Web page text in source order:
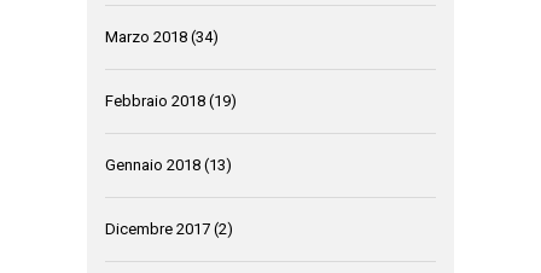
Marzo 2018 (34)
Febbraio 2018 (19)
Gennaio 2018 (13)
Dicembre 2017 (2)